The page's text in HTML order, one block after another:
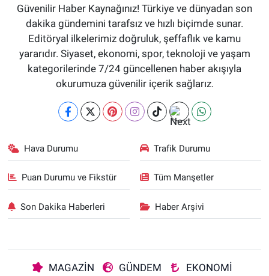
Güvenilir Haber Kaynağınız! Türkiye ve dünyadan son
dakika gündemini tarafsız ve hızlı biçimde sunar.
Editöryal ilkelerimiz doğruluk, şeffaflık ve kamu
yararıdır. Siyaset, ekonomi, spor, teknoloji ve yaşam
kategorilerinde 7/24 güncellenen haber akışıyla
okurumuza güvenilir içerik sağlarız.
Hava Durumu Trafik Durumu
Puan Durumu ve Fikstür Tüm Manşetler
Son Dakika Haberleri Haber Arşivi
MAGAZİN GÜNDEM
EKONOMİ